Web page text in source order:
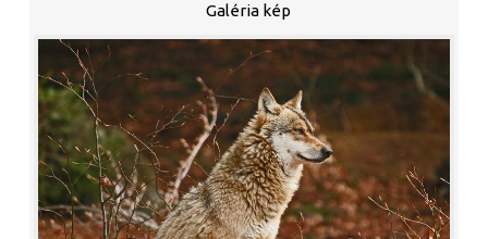
Galéria kép